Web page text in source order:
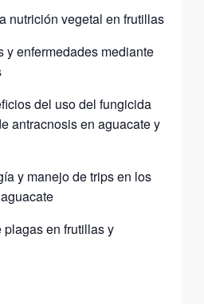
nutrición vegetal en frutillas
y enfermedades mediante
del uso del fungicida
antracnosis en aguacate y
y manejo de trips en los
en frutillas y